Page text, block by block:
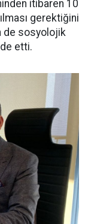
itibaren 10
gerektiğini
de sosyolojik
etti.